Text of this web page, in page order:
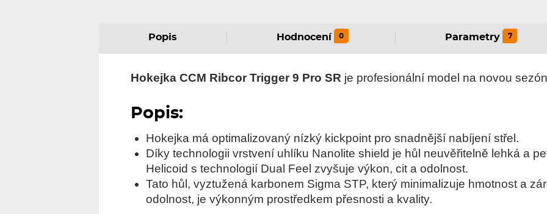
Popis Hodnocení 0 Parametry 7
Hokejka CCM Ribcor Trigger 9 Pro SR je profesionální model na novou
Popis:
Hokejka má optimalizovaný nízký kickpoint pro snadnější nabíjení střel.
Díky technologii vrstvení uhlíku Nanolite shield je hůl neuvěřitelně lehká a
Helicoid s technologií Dual Feel zvyšuje výkon, cit a odolnost.
Tato hůl, vyztužená karbonem Sigma STP, který minimalizuje hmotnost a
odolnost, je výkonným prostředkem přesnosti a kvality.